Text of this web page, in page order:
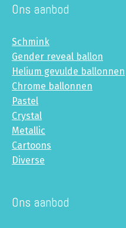
Ons aanbod
Schmink
Gender reveal ballon
Helium gevulde ballonnen
Chrome ballonnen
Pastel
Crystal
Metallic
Cartoons
Diverse
Ons aanbod